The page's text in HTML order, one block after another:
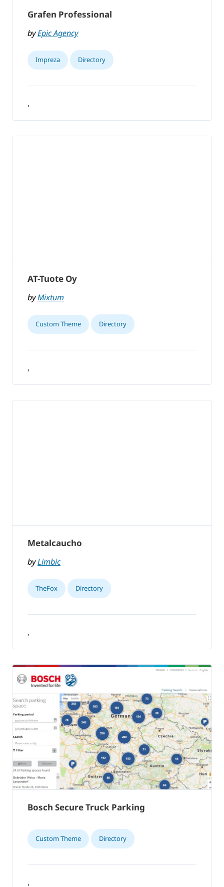
Grafen Professional
byEpic Agency
Impreza Directory
,
AT-Tuote Oy
byMixtum
Custom Theme Directory
,
Metalcaucho
byLimbic
TheFox Directory
,
Bosch Secure Truck Parking
Custom Theme Directory
,